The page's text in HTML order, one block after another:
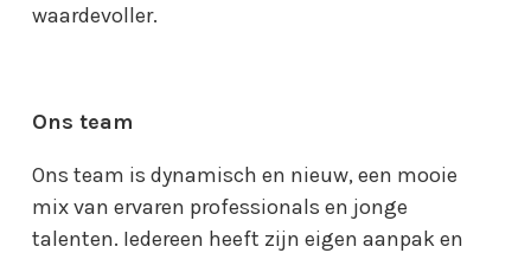
waardevoller.
Ons team
Ons team is dynamisch en nieuw, een mooie
mix van ervaren professionals en jonge
talenten. Iedereen heeft zijn eigen aanpak en